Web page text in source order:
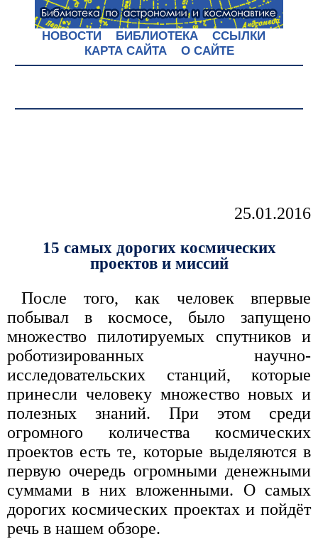
НОВОСТИ БИБЛИОТЕКА
ССЫЛКИ
КАРТА САЙТА
О САЙТЕ
25.01.2016
15 самых дорогих космических
проектов и миссий
После того, как человек впервые
побывал в космосе, было запущено
множество пилотируемых спутников и
роботизированных научно-
исследовательских станций, которые
принесли человеку множество новых и
полезных знаний. При этом среди
огромного количества космических
проектов есть те, которые выделяются в
первую очередь огромными денежными
суммами в них вложенными. О самых
дорогих космических проектах и пойдёт
речь в нашем обзоре.